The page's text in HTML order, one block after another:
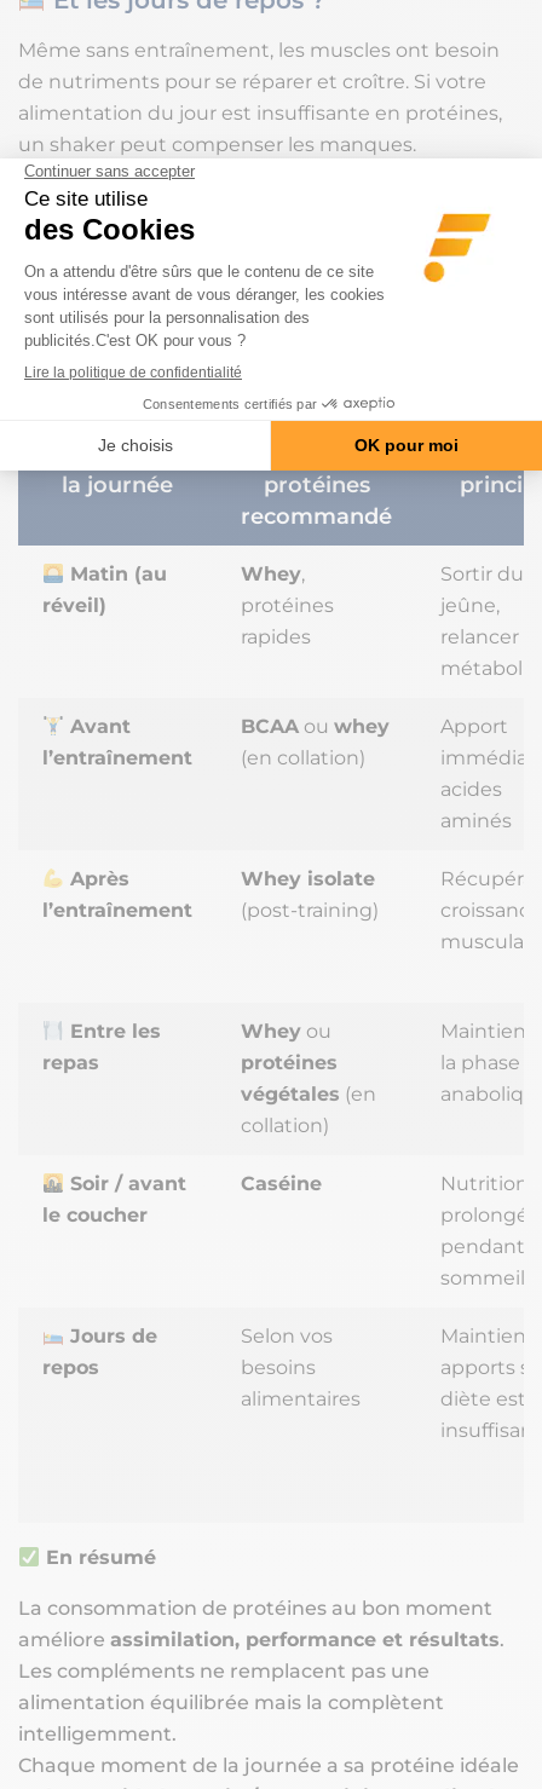
Même sans entraînement, les muscles ont besoin
de nutriments pour se réparer et croître. Si votre
alimentation du jour est insuffisante en protéines,
un shaker peut compenser les manques.
À adapter selon vos apports alimentaires et vos
objectifs.
Retrouvez nos recommandations autour de
prise de protéines les jours de repos
Tableau récapitulatif : Quand prendre
ses protéines ?
Moment de
la journée
Type de
protéines
recommandé
Matin (au
réveil)
Whey,
protéines
rapides
Sortir du
jeûne,
relancer le
Avant
l’entraînement
BCAA ou whey
(en collation)
Apport
immédiat
acides
aminés
Après
l’entraînement
Whey isolate
(post-training)
croissance
Entre les
repas
Whey ou
protéines
végétales (en
collation)
Maintien
la phase
Soir / avant
le coucher
Caséine
Nutrition
prolongée
pendant
sommeil
Jours de
repos
Selon vos
besoins
alimentaires
Maintien
apports si
diète est
En résumé
La consommation de protéines au bon moment
améliore assimilation, performance et résultats.
Les compléments ne remplacent pas une
alimentation équilibrée mais la complètent
intelligemment.
Chaque moment de la journée a sa protéine idéale